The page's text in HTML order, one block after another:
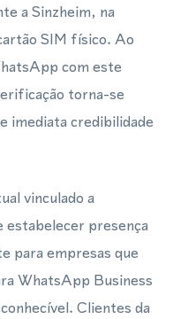
a Sinzheim, na
SIM físico. Ao
com este
torna-se
imediata credibilidade
vinculado a
estabelecer presença
para empresas que
WhatsApp Business
Clientes da